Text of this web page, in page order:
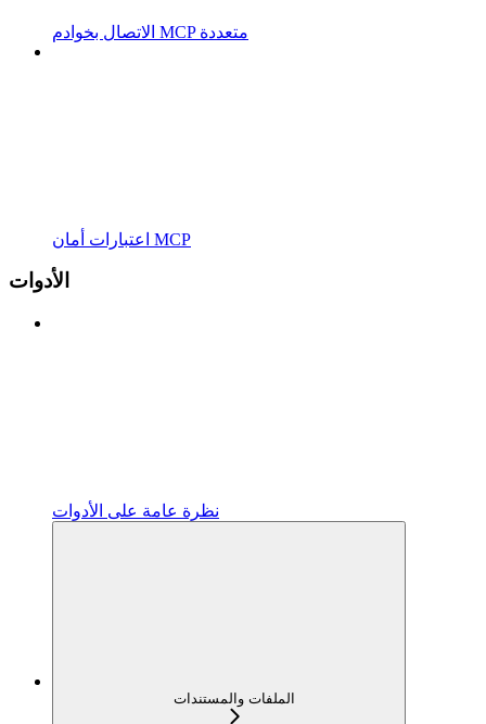
الاتصال بخوادم MCP متعددة
اعتبارات أمان MCP
الأدوات
نظرة عامة على الأدوات
الملفات والمستندات